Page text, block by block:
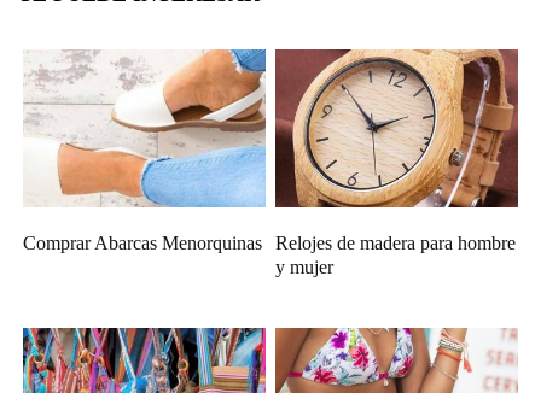
Comprar Abarcas Menorquinas
Relojes de madera para hombre
y mujer